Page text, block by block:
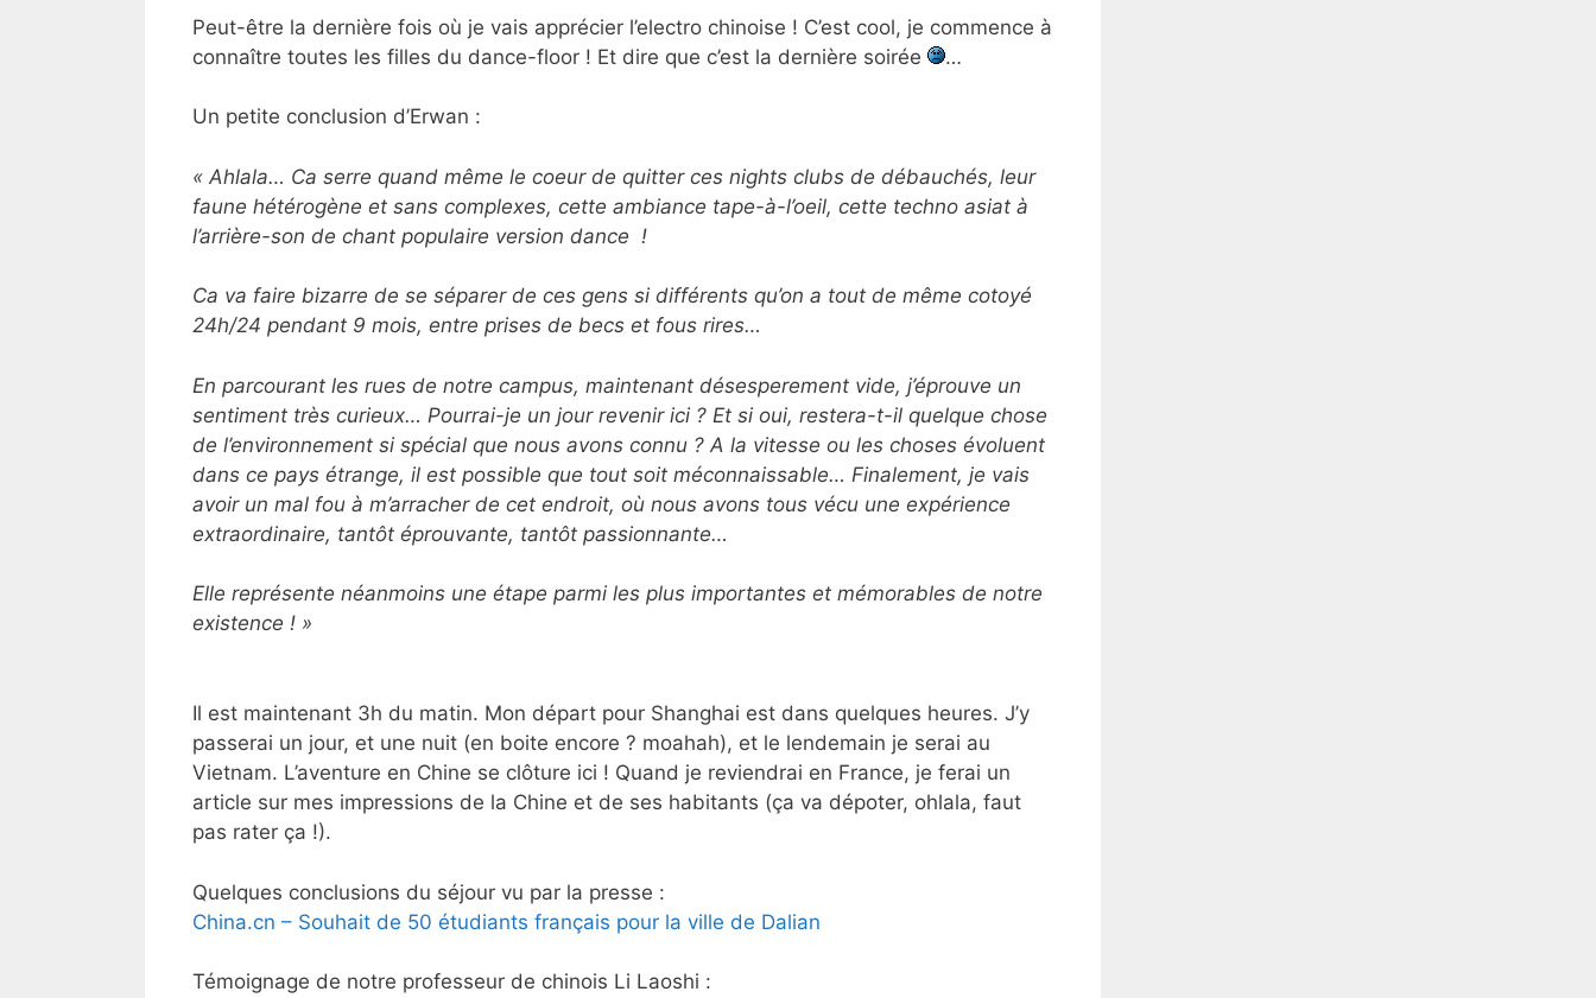
Peut-être la dernière fois où je vais apprécier l’electro chinoise ! C’est cool, je commence à
connaître toutes les filles du dance-floor ! Et dire que c’est la dernière soirée
…
Un petite conclusion d’Erwan :
« Ahlala… Ca serre quand même le coeur de quitter ces nights clubs de débauchés, leur
faune hétérogène et sans complexes, cette ambiance tape-à-l’oeil, cette techno asiat à
l’arrière-son de chant populaire version dance !
Ca va faire bizarre de se séparer de ces gens si différents qu’on a tout de même cotoyé
24h/24 pendant 9 mois, entre prises de becs et fous rires…
En parcourant les rues de notre campus, maintenant désesperement vide, j’éprouve un
sentiment très curieux… Pourrai-je un jour revenir ici ? Et si oui, restera-t-il quelque chose
de l’environnement si spécial que nous avons connu ? A la vitesse ou les choses évoluent
dans ce pays étrange, il est possible que tout soit méconnaissable… Finalement, je vais
avoir un mal fou à m’arracher de cet endroit, où nous avons tous vécu une expérience
extraordinaire, tantôt éprouvante, tantôt passionnante…
Elle représente néanmoins une étape parmi les plus importantes et mémorables de notre
existence ! »
Il est maintenant 3h du matin. Mon départ pour Shanghai est dans quelques heures. J’y
passerai un jour, et une nuit (en boite encore ? moahah), et le lendemain je serai au
Vietnam. L’aventure en Chine se clôture ici ! Quand je reviendrai en France, je ferai un
article sur mes impressions de la Chine et de ses habitants (ça va dépoter, ohlala, faut
pas rater ça !).
Quelques conclusions du séjour vu par la presse :
China.cn – Souhait de 50 étudiants français pour la ville de Dalian
Témoignage de notre professeur de chinois Li Laoshi :